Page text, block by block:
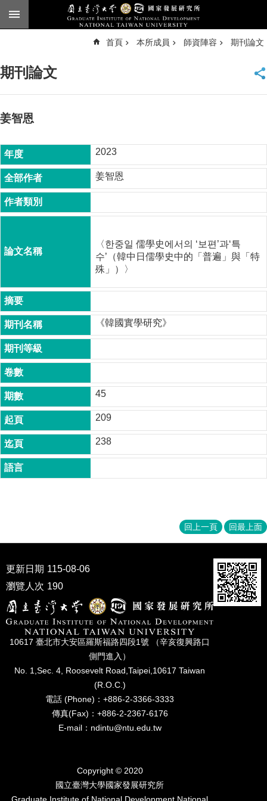
跳到主要內容區塊
臺
頁
公
告
本
所
簡
本
員
博
士
班
碩
士
班
在
職
專
班
學
術
展
研
究
期
刊
區
首頁 本所成員 師資陣容 期刊論文
期刊論文
姜智恩
2023
姜智恩
〈한중일 儒學史에서의 ‘보편’과‘특
수’（韓中日儒學史中的「普遍」與「特
殊」）〉
《韓國實學研究》
45
209
238
回上一頁 回最上面
更新日期 115-08-06
瀏覽人次 190
10617 臺北市⼤安區羅斯福路四段1號 （辛亥復興路⼝
側⾨進入）
No. 1,Sec. 4, Roosevelt Road,Taipei,10617 Taiwan
(R.O.C.)
電話 (Phone)：+886-2-3366-3333
傳真(Fax)：+886-2-2367-6176
E-mail：ndintu@ntu.edu.tw
Copyright © 2020
國立臺灣⼤學國家發展研究所